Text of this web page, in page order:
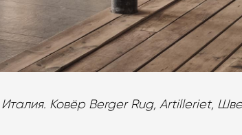
Ковёр Berger Rug, Artilleriet,